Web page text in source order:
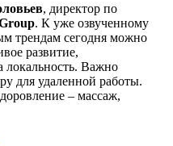
, директор по
. К уже озвученному
трендам сегодня можно
развитие,
локальность. Важно
для удаленной работы.
– массаж,